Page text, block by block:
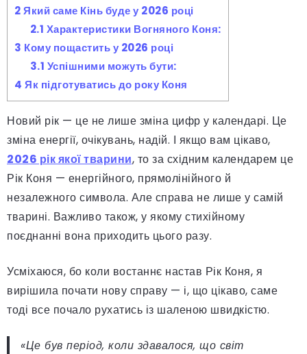
2Який саме Кінь буде у 2026 році
2.1 Характеристики Вогняного Коня:
3 Кому пощастить у 2026 році
3.1 Успішними можуть бути:
4 Як підготуватись до року Коня
Новий рік — це не лише зміна цифр у календарі. Це
зміна енергії, очікувань, надій. І якщо вам цікаво,
2026 рік якої тварини, то за східним календарем це
Рік Коня — енергійного, прямолінійного й
незалежного символа. Але справа не лише у самій
тварині. Важливо також, у якому стихійному
поєднанні вона приходить цього разу.
Усміхаюся, бо коли востаннє настав Рік Коня, я
вирішила почати нову справу — і, що цікаво, саме
тоді все почало рухатись із шаленою швидкістю.
«Це був період, коли здавалося, що світ